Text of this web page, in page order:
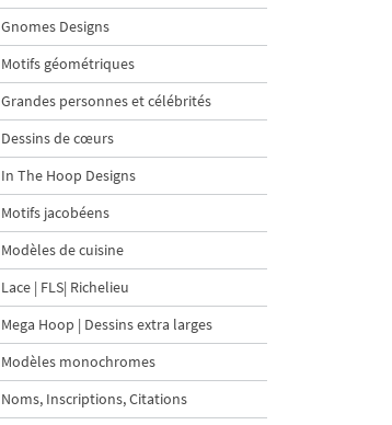
Gnomes Designs
Motifs géométriques
Grandes personnes et célébrités
Dessins de cœurs
In The Hoop Designs
Motifs jacobéens
Modèles de cuisine
Lace | FLS| Richelieu
Mega Hoop | Dessins extra larges
Modèles monochromes
Noms, Inscriptions, Citations